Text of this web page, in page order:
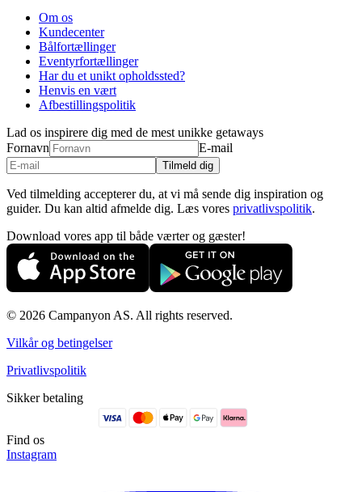
Om os
Kundecenter
Bålfortællinger
Eventyrfortællinger
Har du et unikt opholdssted?
Henvis en vært
Afbestillingspolitik
Lad os inspirere dig med de mest unikke getaways
Fornavn
E-mail
Tilmeld dig
Ved tilmelding accepterer du, at vi må sende dig inspiration og
guider. Du kan altid afmelde dig. Læs vores privatlivspolitik.
Download vores app til både værter og gæster!
© 2026 Campanyon AS. All rights reserved.
Vilkår og betingelser
Privatlivspolitik
Sikker betaling
Find os
Instagram